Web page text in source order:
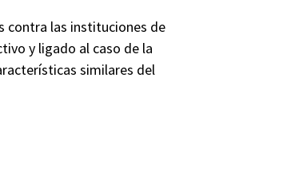
contra las instituciones de
y ligado al caso de la
similares del